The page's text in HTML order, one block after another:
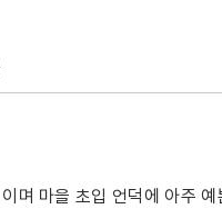
마을 초입 언덕에 아주 예